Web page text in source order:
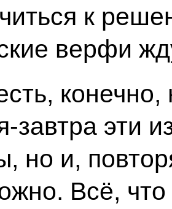
к
верфи
конечно,
завтра эти
но и,
Всё,